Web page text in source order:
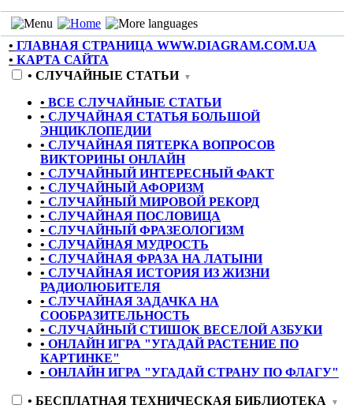
• ГЛАВНАЯ СТРАНИЦА WWW.DIAGRAM.COM.UA
• КАРТА САЙТА
• СЛУЧАЙНЫЕ СТАТЬИ ▼
• ВСЕ СЛУЧАЙНЫЕ СТАТЬИ
• СЛУЧАЙНАЯ СТАТЬЯ БОЛЬШОЙ
ЭНЦИКЛОПЕДИИ
• СЛУЧАЙНАЯ ПЯТЕРКА ВОПРОСОВ
ВИКТОРИНЫ ОНЛАЙН
• СЛУЧАЙНЫЙ ИНТЕРЕСНЫЙ ФАКТ
• СЛУЧАЙНЫЙ АФОРИЗМ
• СЛУЧАЙНЫЙ МИРОВОЙ РЕКОРД
• СЛУЧАЙНАЯ ПОСЛОВИЦА
• СЛУЧАЙНЫЙ ФРАЗЕОЛОГИЗМ
• СЛУЧАЙНАЯ МУДРОСТЬ
• СЛУЧАЙНАЯ ФРАЗА НА ЛАТЫНИ
• СЛУЧАЙНАЯ ИСТОРИЯ ИЗ ЖИЗНИ
РАДИОЛЮБИТЕЛЯ
• СЛУЧАЙНАЯ ЗАДАЧКА НА
СООБРАЗИТЕЛЬНОСТЬ
• СЛУЧАЙНЫЙ СТИШОК ВЕСЕЛОЙ АЗБУКИ
• ОНЛАЙН ИГРА "УГАДАЙ РАСТЕНИЕ ПО
КАРТИНКЕ"
• ОНЛАЙН ИГРА "УГАДАЙ СТРАНУ ПО ФЛАГУ"
• БЕСПЛАТНАЯ ТЕХНИЧЕСКАЯ БИБЛИОТЕКА ▼